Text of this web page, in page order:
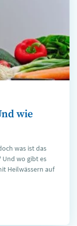
wie
was ist das
Und wo gibt es
Heilwässern auf